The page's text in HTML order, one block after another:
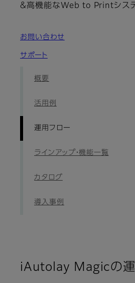
＆高機能なWeb to Printシステ
お問い合わせ
サポート
概要
活用例
運用フロー
ラインアップ・機能一覧
カタログ
導入事例
iAutolay Magicの運